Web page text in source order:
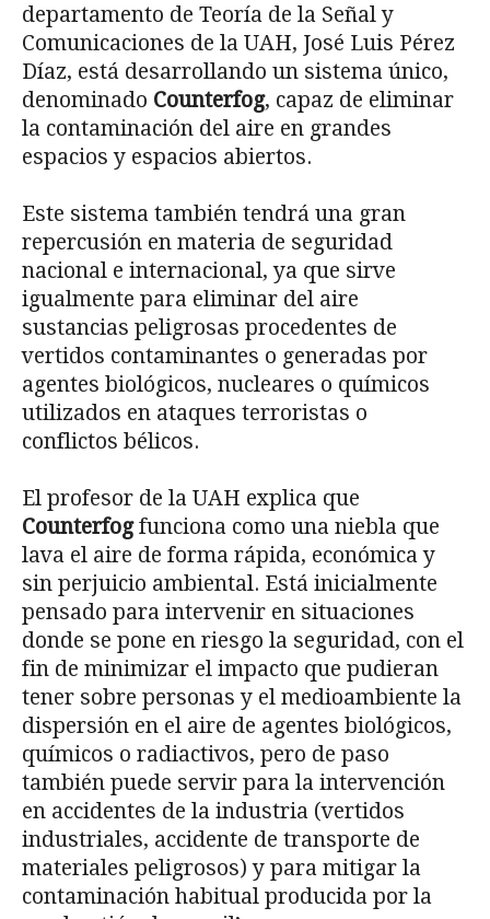
departamento de Teoría de la Señal y
Comunicaciones de la UAH, José Luis Pérez
Díaz, está desarrollando un sistema único,
denominado Counterfog, capaz de eliminar
la contaminación del aire en grandes
espacios y espacios abiertos.
Este sistema también tendrá una gran
repercusión en materia de seguridad
nacional e internacional, ya que sirve
igualmente para eliminar del aire
sustancias peligrosas procedentes de
vertidos contaminantes o generadas por
agentes biológicos, nucleares o químicos
utilizados en ataques terroristas o
conflictos bélicos.
El profesor de la UAH explica que
Counterfogfunciona como una niebla que
lava el aire de forma rápida, económica y
sin perjuicio ambiental. Está inicialmente
pensado para intervenir en situaciones
donde se pone en riesgo la seguridad, con el
fin de minimizar el impacto que pudieran
tener sobre personas y el medioambiente la
dispersión en el aire de agentes biológicos,
químicos o radiactivos, pero de paso
también puede servir para la intervención
en accidentes de la industria (vertidos
industriales, accidente de transporte de
materiales peligrosos) y para mitigar la
contaminación habitual producida por la